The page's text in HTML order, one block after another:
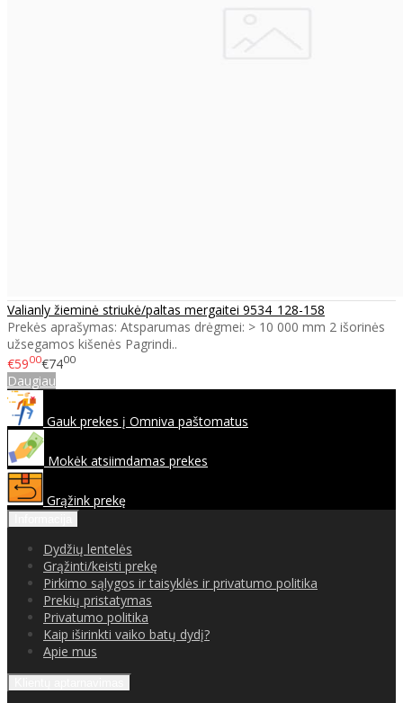
Valianly žieminė striukė/paltas mergaitei 9534_128-158
Prekės aprašymas: Atsparumas drėgmei: > 10 000 mm 2 išorinės
užsegamos kišenės Pagrindi..
€5900€7400
Daugiau
Gauk prekes į Omniva paštomatus
Mokėk atsiimdamas prekes
Grąžink prekę
Dydžių lentelės
Grąžinti/keisti prekę
Pirkimo sąlygos ir taisyklės ir privatumo politika
Prekių pristatymas
Privatumo politika
Kaip iširinkti vaiko batų dydį?
Apie mus